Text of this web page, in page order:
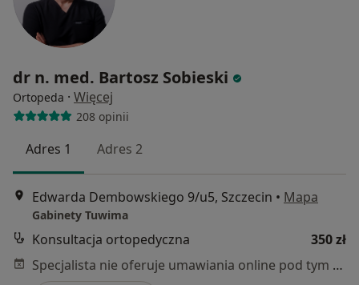
dr n. med. Bartosz Sobieski
Ortopeda · Więcej
208 opinii
Adres 1 Adres 2
Edwarda Dembowskiego 9/u5, Szczecin • Mapa
Gabinety Tuwima
Konsultacja ortopedyczna
350 zł
Specjalista nie oferuje umawiania online pod tym adresem.